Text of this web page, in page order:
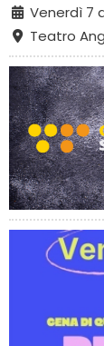
Venerdì 7
Teatro